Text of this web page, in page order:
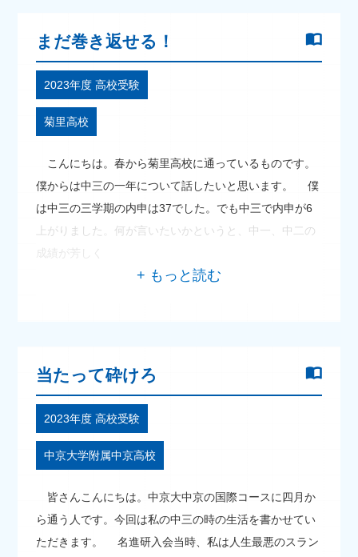
まだ巻き返せる！
2023年度 高校受験
菊里高校
こんにちは。春から菊里高校に通っているものです。
僕からは中三の一年について話したいと思います。 僕
は中三の三学期の内申は37でした。でも中三で内申が6
上がりました。何が言いたいかというと、中一、中二の
成績が芳しく
当たって砕けろ
2023年度 高校受験
中京大学附属中京高校
皆さんこんにちは。中京大中京の国際コースに四月か
ら通う人です。今回は私の中三の時の生活を書かせてい
ただきます。 名進研入会当時、私は人生最悪のスラン